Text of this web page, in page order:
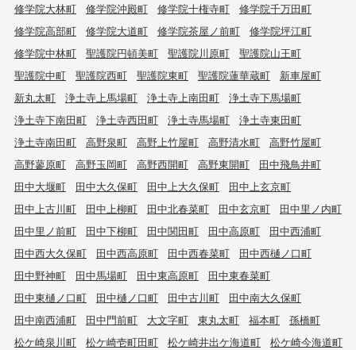
修学院大林町
修学院沖殿町 修学院十権寺町
修学院千万田町
修学院高部町
修学院大道町 修学院茶屋ノ前町
修学院坪江町
修学院中林町
聖護院円頓美町 聖護院川原町
聖護院山王町
聖護院中町
聖護院西町 聖護院東町 聖護院蓮華蔵町
新車屋町
新丸太町
浄土寺上馬場町 浄土寺上南田町
浄土寺下馬場町
浄土寺下南田町
浄土寺西田町 浄土寺馬場町
浄土寺東田町
浄土寺南田町
高野泉町 高野上竹屋町 高野清水町
高野竹屋町
高野蓼原町
高野玉岡町 高野西開町 高野東開町
田中飛鳥井町
田中大堰町
田中大久保町 田中上大久保町
田中上玄京町
田中上古川町
田中上柳町 田中北春菜町 田中玄京町
田中里ノ内町
田中里ノ前町
田中下柳町 田中関田町 田中高原町
田中西浦町
田中西大久保町
田中西高原町 田中西春菜町
田中西樋ノ口町
田中野神町
田中馬場町 田中東高原町
田中東春菜町
田中東樋ノ口町
田中樋ノ口町 田中古川町
田中南大久保町
田中南西浦町
田中門前町 大文字町 東丸太町 福本町
孫橋町
松ケ崎泉川町
松ケ崎壱町田町 松ケ崎井出ケ海道町
松ケ崎今海道町